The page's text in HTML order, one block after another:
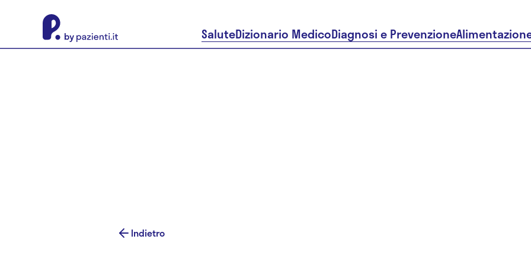
SaluteDizionario MedicoDiagnosi e Prevenzione
Indietro